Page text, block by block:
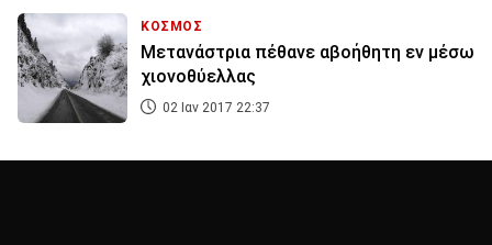
ΚΟΣΜΟΣ
Μετανάστρια πέθανε αβοήθητη εν μέσω
χιονοθύελλας
02 Ιαν 2017 22:37